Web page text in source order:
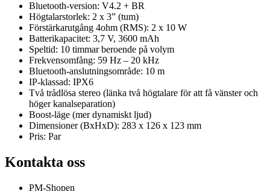
Bluetooth-version: V4.2 + BR
Högtalarstorlek: 2 x 3” (tum)
Förstärkarutgång 4ohm (RMS): 2 x 10 W
Batterikapacitet: 3,7 V, 3600 mAh
Speltid: 10 timmar beroende på volym
Frekvensomfång: 59 Hz – 20 kHz
Bluetooth-anslutningsområde: 10 m
IP-klassad: IPX6
Två trådlösa stereo (länka två högtalare för att få vänster och
höger kanalseparation)
Boost-läge (mer dynamiskt ljud)
Dimensioner (BxHxD): 283 x 126 x 123 mm
Pris: Par
Kontakta oss
PM-Shopen